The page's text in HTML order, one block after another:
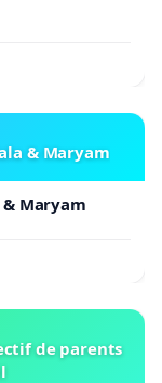
& Maryam
Maryam
de parents